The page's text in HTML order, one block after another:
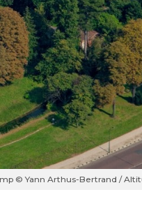
© Yann Arthus-Bertrand /